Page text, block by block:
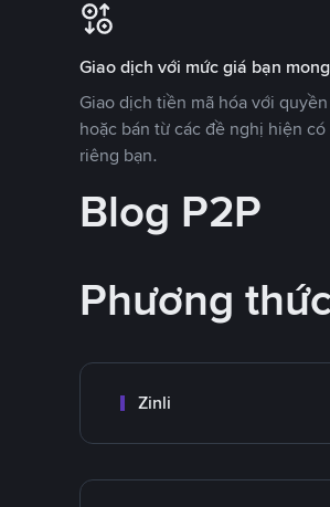
Giao dịch với mức giá bạn
Giao dịch tiền mã hóa với
hoặc bán từ các đề nghị hiện
riêng bạn.
Blog P2P
Phương
Zinli